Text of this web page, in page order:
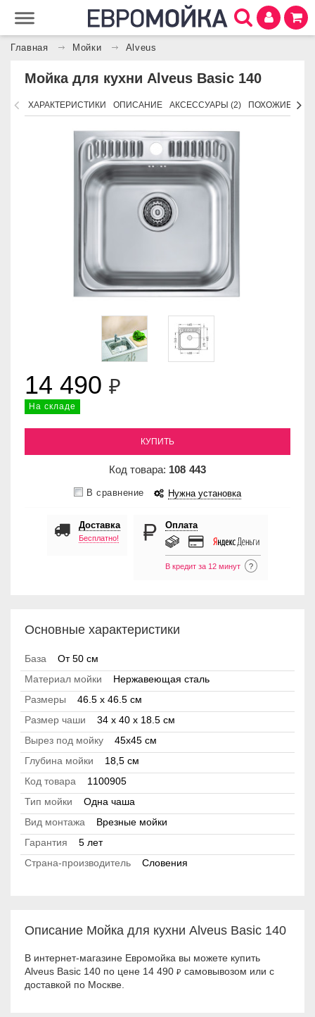
Главная Мойки Alveus
Мойка для кухни Alveus Basic 140
ХАРАКТЕРИСТИКИ ОПИСАНИЕ АКСЕССУАРЫ (2) ПОХОЖИЕ
14 490 ₽
На складе
КУПИТЬ
Код товара: 108 443
В сравнение Нужна установка
Доставка
Бесплатно!
Оплата
В кредит за 12 минут ?
Основные характеристики
База
От 50 см
Материал мойки
Нержавеющая сталь
Размеры
46.5 x 46.5 см
Размер чаши
34 x 40 x 18.5 см
Вырез под мойку
45x45 см
Глубина мойки
18,5 см
Код товара
1100905
Тип мойки
Одна чаша
Вид монтажа
Врезные мойки
Гарантия
5 лет
Страна-производитель
Словения
Описание Мойка для кухни Alveus Basic 140
В интернет-магазине Евромойка вы можете купить
Alveus Basic 140 по цене 14 490 ₽ самовывозом или с
доставкой по Москве.